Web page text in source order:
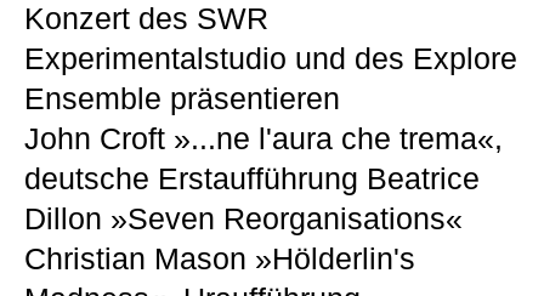
Konzert des SWR
Experimentalstudio und des Explore
Ensemble präsentieren
John Croft »...ne l'aura che trema«,
deutsche Erstaufführung Beatrice
Dillon »Seven Reorganisations«
Christian Mason »Hölderlin's